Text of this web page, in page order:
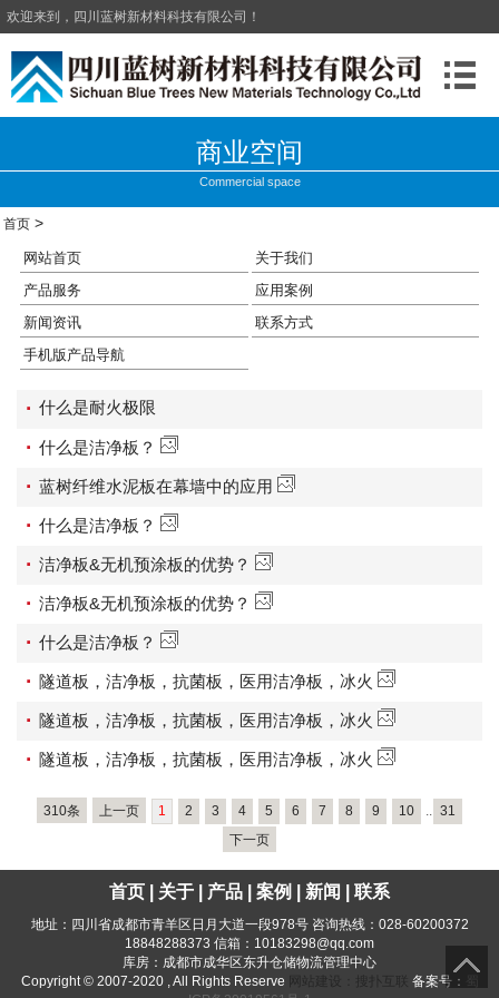
欢迎来到，四川蓝树新材料科技有限公司！
商业空间
Commercial space
首页 >
网站首页
关于我们
产品服务
应用案例
新闻资讯
联系方式
手机版产品导航
· 什么是耐火极限
· 什么是洁净板？
· 蓝树纤维水泥板在幕墙中的应用
· 什么是洁净板？
· 洁净板&无机预涂板的优势？
· 洁净板&无机预涂板的优势？
· 什么是洁净板？
· 隧道板，洁净板，抗菌板，医用洁净板，冰火
· 隧道板，洁净板，抗菌板，医用洁净板，冰火
· 隧道板，洁净板，抗菌板，医用洁净板，冰火
310条 上一页 1 2 3 4 5 6 7 8 9 10 .. 31
下一页
首页 关于 产品 案例 新闻 联系
地址：四川省成都市青羊区日月大道一段978号 咨询热线：028-60200372
18848288373 信箱： 10183298@qq.com
库房： 成都市成华区东升仓储物流管理中心
Copyright © 2007-2020 , All Rights Reserve 网站建设：搜扑互联 备案号：